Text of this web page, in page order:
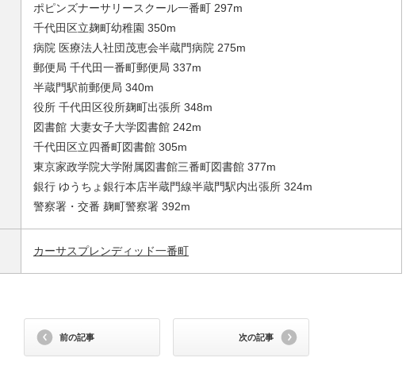
ポピンズナーサリースクール一番町 297m
千代田区立麹町幼稚園 350m
病院 医療法人社団茂恵会半蔵門病院 275m
郵便局 千代田一番町郵便局 337m
半蔵門駅前郵便局 340m
役所 千代田区役所麹町出張所 348m
図書館 大妻女子大学図書館 242m
千代田区立四番町図書館 305m
東京家政学院大学附属図書館三番町図書館 377m
銀行 ゆうちょ銀行本店半蔵門線半蔵門駅内出張所 324m
警察署・交番 麹町警察署 392m
カーサスプレンディッド一番町
前の記事 次の記事